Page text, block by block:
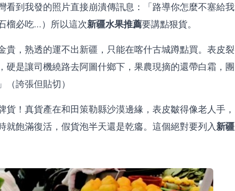
看到我發的照片直接崩潰傳訊息：「路導你怎麼不塞給我
榴必吃...）所以這次新疆水果推薦要講點狠貨。
貴，熟透的運不出新疆，只能在喀什古城蹲點買。表皮裂
硬是讓司機繞路去阿圖什鄉下，果農現摘的還帶白霜，團
誇張但貼切）
貨！真貨產在和田策勒縣沙漠邊緣，表皮皺得像老人手，
飽滿復活，假貨泡半天還是乾癟。這個絕對要列入新疆